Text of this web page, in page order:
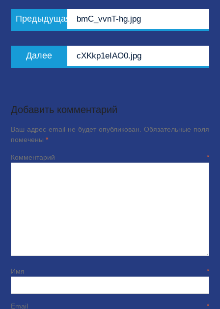
Навигация
по
Предыдущая
запись:
bmC_vvnT-hg.jpg
Далее
запись:
cXKkp1eIAO0.jpg
Добавить комментарий
Ваш адрес email не будет опубликован. Обязательные поля
помечены *
Комментарий*
Имя*
Email*